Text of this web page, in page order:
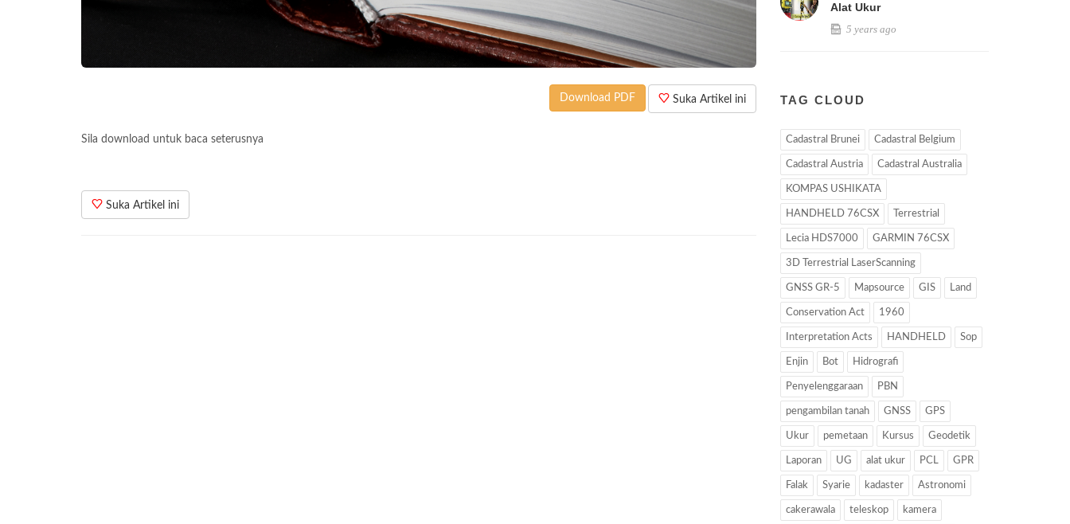
Suka Artikel ini
Download PDF
Sila download untuk baca seterusnya
Suka Artikel ini
Alat Ukur
5 years ago
TAG CLOUD
Cadastral Brunei Cadastral Belgium
Cadastral Austria Cadastral Australia
KOMPAS USHIKATA
HANDHELD 76CSX Terrestrial
Lecia HDS7000 GARMIN 76CSX
3D Terrestrial LaserScanning
GNSS GR-5 Mapsource GIS Land
Conservation Act 1960
Interpretation Acts HANDHELD Sop
Enjin Bot Hidrografi
Penyelenggaraan PBN
pengambilan tanah GNSS GPS
Ukur pemetaan Kursus Geodetik
Laporan UG alat ukur PCL GPR
Falak Syarie kadaster Astronomi
cakerawala teleskop kamera